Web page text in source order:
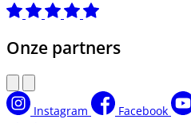
Onze partners
Instagram Facebook